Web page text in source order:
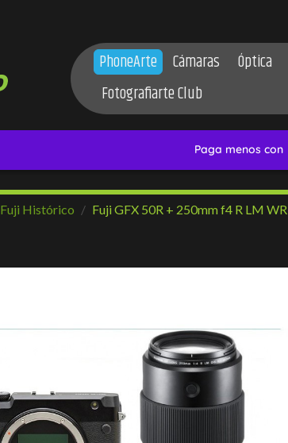
PhoneArte Cámaras Óptica
Fotografiarte Club
Fuji Histórico Fuji GFX 50R + 250mm f4 R LM WR